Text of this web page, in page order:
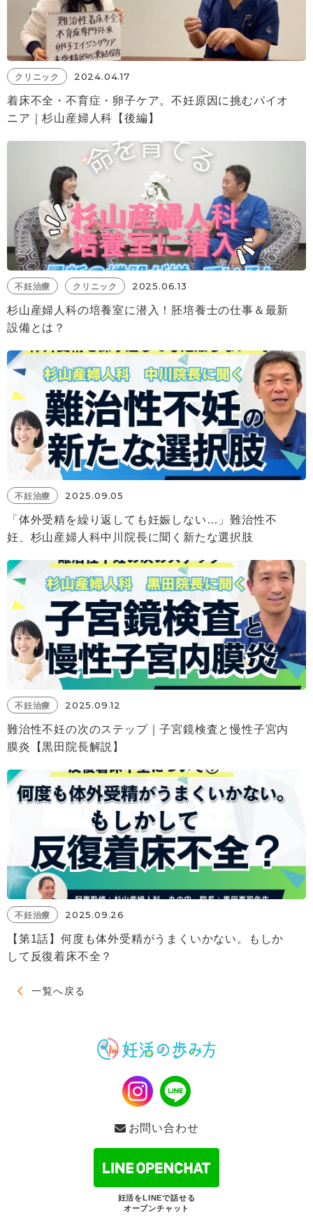
クリニック 2024.04.17
着床不全・不育症・卵子ケア。不妊原因に挑むパイオ
ニア｜杉山産婦人科【後編】
不妊治療 クリニック 2025.06.13
杉山産婦人科の培養室に潜入！胚培養士の仕事＆最新
設備とは？
不妊治療 2025.09.05
「体外受精を繰り返しても妊娠しない…」難治性不
妊、杉山産婦人科中川院長に聞く新たな選択肢
不妊治療 2025.09.12
難治性不妊の次のステップ｜子宮鏡検査と慢性子宮内
膜炎【黒田院長解説】
不妊治療 2025.09.26
【第1話】何度も体外受精がうまくいかない。もしか
して反復着床不全？
一覧へ戻る
お問い合わせ
妊活をLINEで話せる
オープンチャット